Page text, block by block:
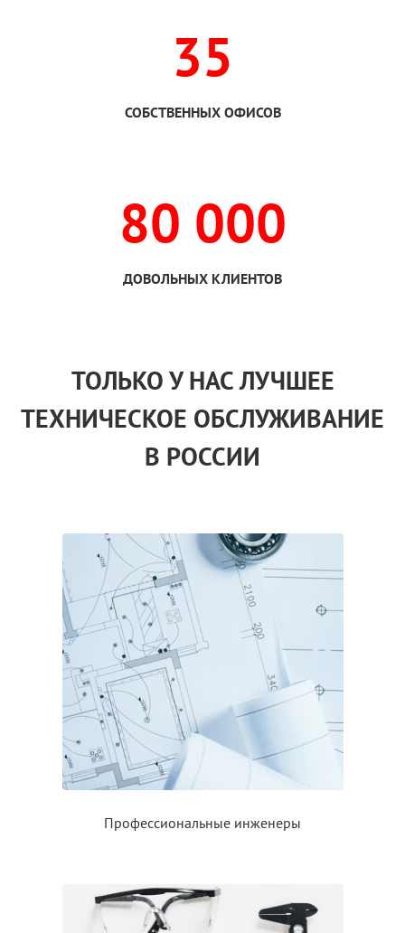
35
СОБСТВЕННЫХ ОФИСОВ
80 000
ДОВОЛЬНЫХ КЛИЕНТОВ
ТОЛЬКОУ НАСЛУЧШЕЕ
ТЕХНИЧЕСКОЕ ОБСЛУЖИВАНИЕ
В РОССИИ
Профессиональные инженеры